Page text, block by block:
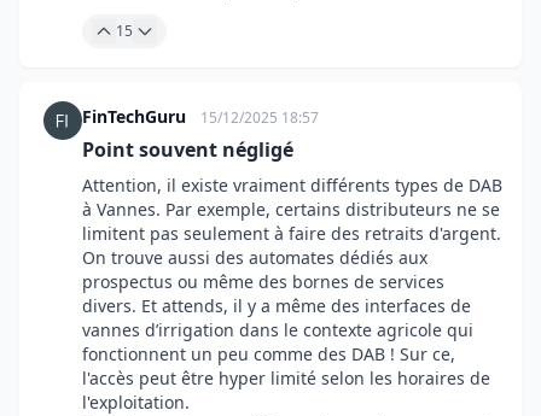
15
FinTechGuru 15/12/2025 18:57
Point souvent négligé
Attention, il existe vraiment différents types de DAB
à Vannes. Par exemple, certains distributeurs ne se
limitent pas seulement à faire des retraits d'argent.
On trouve aussi des automates dédiés aux
prospectus ou même des bornes de services
divers. Et attends, il y a même des interfaces de
vannes d’irrigation dans le contexte agricole qui
fonctionnent un peu comme des DAB ! Sur ce,
l'accès peut être hyper limité selon les horaires de
l'exploitation.